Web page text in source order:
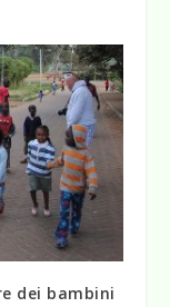
dei bambini